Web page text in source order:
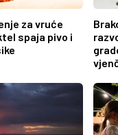
za vruće
spaja pivo i